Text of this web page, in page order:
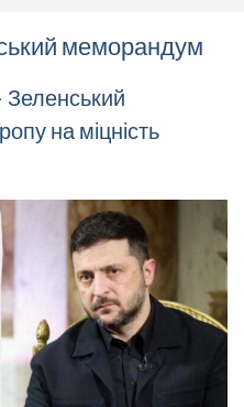
меморандум
на міцність